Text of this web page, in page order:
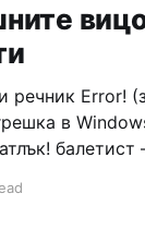
(заглавие на
в Windows) –
пич
и рахатлък